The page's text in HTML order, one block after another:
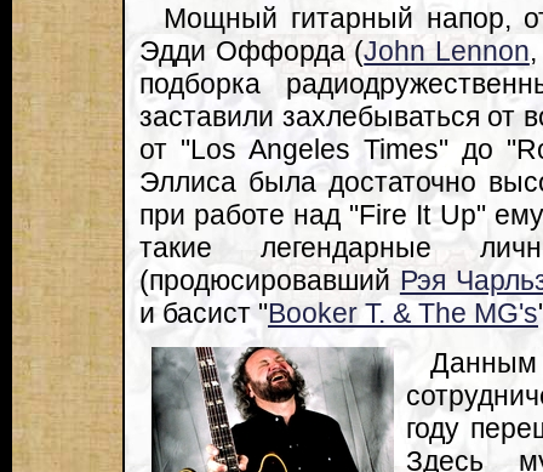
Мощный гитарный напор,
Эдди Оффорда (John Lennon
подборка
заставили захлебываться от
от "Los Angeles Times" до
Эллиса была достаточно
при работе над "Fire It Up"
такие легендарные
(продюсировавший Рэя
и басист "Booker T. & The MG's
Данным
году
Здесь